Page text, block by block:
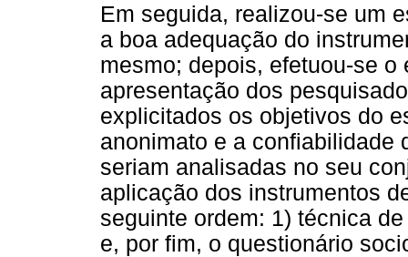
Em seguida, realizou-se um
a boa adequação do
mesmo; depois, efetuou-se
apresentação dos
explicitados os objetivos do
anonimato e a confiabilidade
seriam analisadas no seu
aplicação dos instrumentos
seguinte ordem: 1) técnica
e, por fim, o questionário